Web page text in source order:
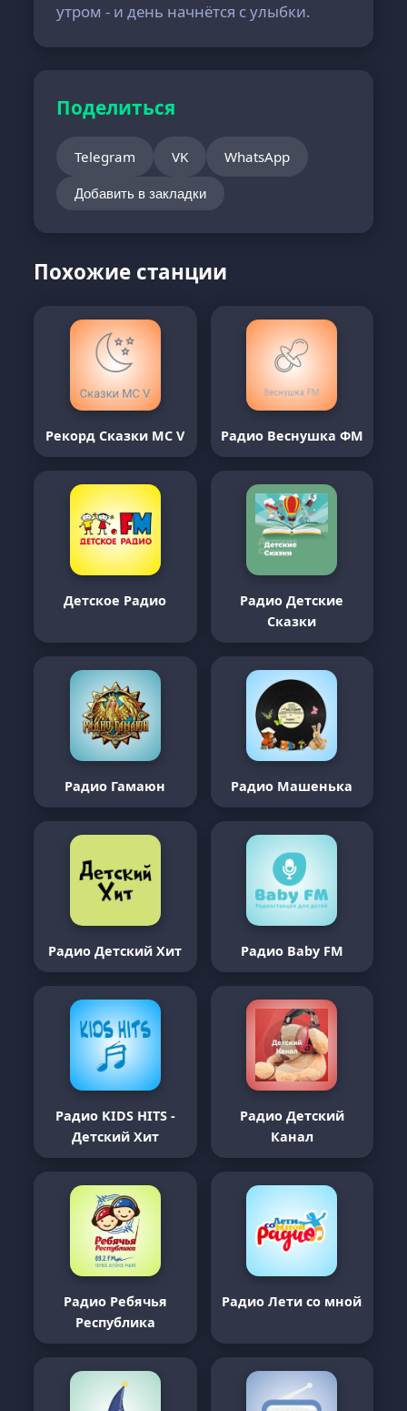
утром - и день начнётся с улыбки.
Поделиться
Telegram VK WhatsApp
Добавить в закладки
Похожие станции
Рекорд Сказки MC V Радио Веснушка ФМ
Детское Радио
Радио Детские
Сказки
Радио Гамаюн Радио Машенька
Радио Детский Хит Радио Baby FM
Радио KIDS HITS -
Детский Хит
Радио Детский
Канал
Радио Ребячья
Республика
Радио Лети со мной